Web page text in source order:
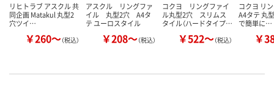
リヒトラブ アスクル 共
同企画 Matakul 丸型2
穴ツイ…
￥260～（税込）
アスクル リングファ
イル 丸型2穴 A4タ
テ ユーロスタイル
￥208～（税込）
コクヨ リングファイ
ル丸型2穴 スリムス
タイル（ハードタイプ…
￥522～（税込）
コクヨ リ
A4タテ 丸
で簡単に…
￥